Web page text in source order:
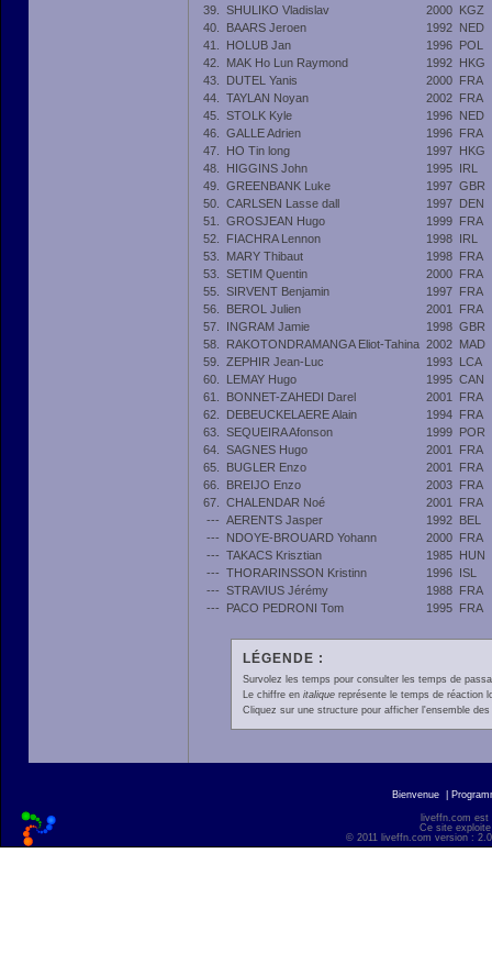
39.
SHULIKO Vladislav 2000 KGZ
40.
BAARS Jeroen 1992 NED
41.
HOLUB Jan 1996 POL
42.
MAK Ho Lun Raymond 1992 HKG
43.
DUTEL Yanis 2000 FRA
44.
TAYLAN Noyan 2002 FRA
45.
STOLK Kyle 1996 NED
46.
GALLE Adrien 1996 FRA
47.
HO Tin long 1997 HKG
48.
HIGGINS John 1995 IRL
49.
GREENBANK Luke 1997 GBR
50.
CARLSEN Lasse dall 1997 DEN
51.
GROSJEAN Hugo 1999 FRA
52.
FIACHRA Lennon 1998 IRL
53.
MARY Thibaut 1998 FRA
53.
SETIM Quentin 2000 FRA
55.
SIRVENT Benjamin 1997 FRA
56.
BEROL Julien 2001
FRA
57.
INGRAM Jamie 1998 GBR
58.
RAKOTONDRAMANGA Eliot-Tahina 2002 MAD
59.
ZEPHIR Jean-Luc 1993 LCA
60.
LEMAY Hugo 1995 CAN
61.
BONNET-ZAHEDI Darel 2001
FRA
62.
DEBEUCKELAERE Alain 1994 FRA
63.
SEQUEIRA Afonson 1999 POR
64.
SAGNES Hugo 2001
FRA
65.
BUGLER Enzo 2001
FRA
66.
BREIJO Enzo 2003 FRA
67.
CHALENDAR Noé 2001
FRA
--- AERENTS Jasper 1992 BEL
---
NDOYE-BROUARD Yohann 2000 FRA
--- TAKACS Krisztian 1985 HUN
--- THORARINSSON Kristinn 1996 ISL
--- STRAVIUS Jérémy 1988 FRA
---
PACO PEDRONI Tom 1995 FRA
LÉGENDE :
Survolez les temps pour consulter les temps de
Le chiffre en italiquereprésente le temps de réaction
Cliquez sur une structure pour afficher l'ensemble
Bienvenue
liveffn.com est
Ce site
© 2011 liveffn.com version :